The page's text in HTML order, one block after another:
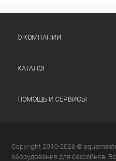
О КОМПАНИИ
КАТАЛОГ
ПОМОЩЬ И СЕРВИСЫ
Copyright 2010-2026 ©
оборудования для бассейнов.